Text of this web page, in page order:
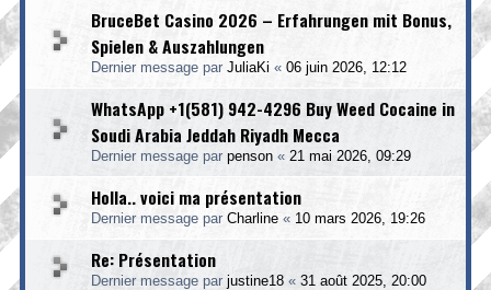
BruceBet Casino 2026 – Erfahrungen mit Bonus,
Spielen & Auszahlungen
Dernier message par JuliaKi « 06 juin 2026, 12:12
WhatsApp +1(581) 942-4296 Buy Weed Cocaine in
Soudi Arabia Jeddah Riyadh Mecca
Dernier message par penson « 21 mai 2026, 09:29
Holla.. voici ma présentation
Dernier message par Charline « 10 mars 2026, 19:26
Re: Présentation
Dernier message par justine18 « 31 août 2025, 20:00